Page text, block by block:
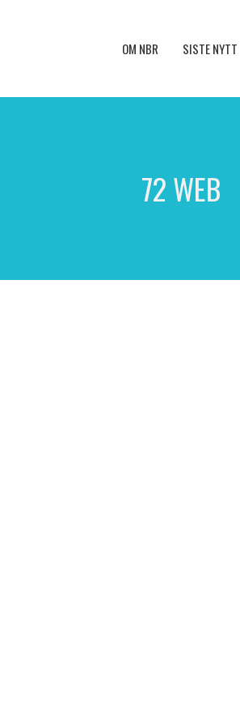
OM NBR SISTE NYTT
72 WEB